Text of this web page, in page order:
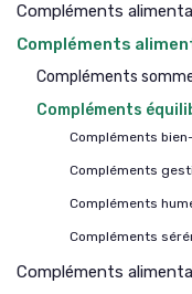
Compléments
Compléments
Compléments
Compléments
Compléments
Compléments
Compléments
Compléments
Compléments